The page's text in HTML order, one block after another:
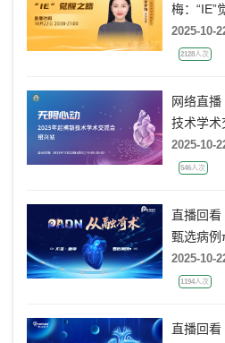
梅：“IE”
2025-10-
2128人次
网络直
技术学术
2025-10-
546人次
直播回看
甄选病例
2025-10-
1194人次
直播回看